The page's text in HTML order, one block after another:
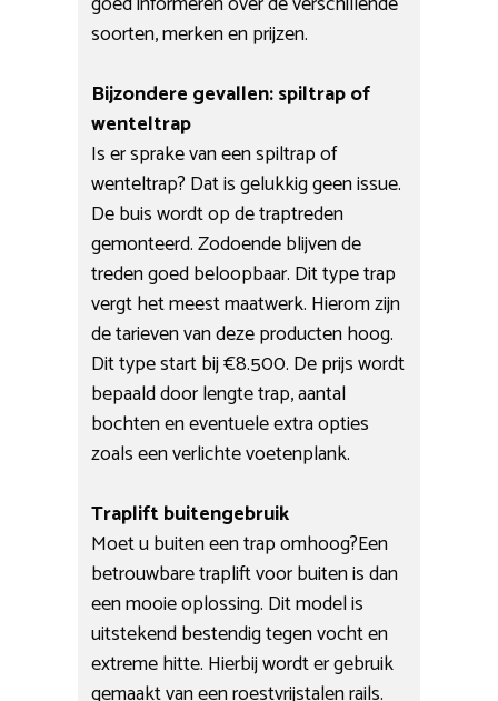
soorten, merken en prijzen.
Bijzondere gevallen: spiltrap of
wenteltrap
Is er sprake van een spiltrap of
wenteltrap? Dat is gelukkig geen issue.
De buis wordt op de traptreden
gemonteerd. Zodoende blijven de
treden goed beloopbaar. Dit type trap
vergt het meest maatwerk. Hierom zijn
de tarieven van deze producten hoog.
Dit type start bij €8.500. De prijs wordt
bepaald door lengte trap, aantal
bochten en eventuele extra opties
zoals een verlichte voetenplank.
Traplift buitengebruik
Moet u buiten een trap omhoog?Een
betrouwbare traplift voor buiten is dan
een mooie oplossing. Dit model is
uitstekend bestendig tegen vocht en
extreme hitte. Hierbij wordt er gebruik
gemaakt van een roestvrijstalen rails.